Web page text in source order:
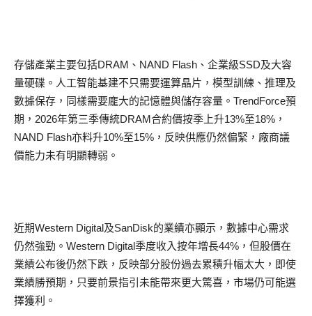
存儲產業主要包括DRAM、NAND Flash、企業級SSD及大容
量硬碟。人工智能基建不只需要運算晶片，模型訓練、推理及
數據保存，同樣需要龐大的記憶體與儲存容量。TrendForce預
期，2026年第三季傳統DRAM合約價按季上升13%至18%，
NAND Flash亦料升10%至15%，反映供應仍然偏緊，廠商議
價能力未有明顯轉弱。
近期Western Digital及SanDisk的業績亦顯示，數據中心需求
仍然強勁。Western Digital季度收入按年增長44%，但股價在
業績公布後仍然下跌，反映部分股份過去累積升幅太大，即使
業績勝預期，只要前景指引未能帶來更大驚喜，市場仍可能選
擇獲利。